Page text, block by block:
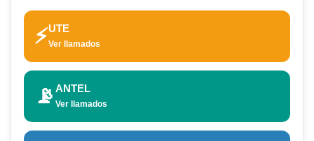
⚡UTE
Ver llamados
📡 ANTEL
Ver llamados